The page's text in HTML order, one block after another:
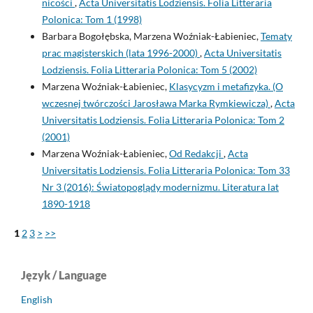
nicości ,Acta Universitatis Lodziensis. Folia Litteraria
Polonica: Tom 1 (1998)
Barbara Bogołębska, Marzena Woźniak-Łabieniec,Tematy
prac magisterskich (lata 1996-2000),Acta Universitatis
Lodziensis. Folia Litteraria Polonica: Tom 5 (2002)
Marzena Woźniak-Łabieniec, Klasycyzm i metafizyka. (O
wczesnej twórczości Jarosława Marka Rymkiewicza),Acta
Universitatis Lodziensis. Folia Litteraria Polonica: Tom 2
(2001)
Marzena Woźniak-Łabieniec,Od Redakcji ,Acta
Universitatis Lodziensis. Folia Litteraria Polonica: Tom 33
Nr 3 (2016): Światopoglądy modernizmu. Literatura lat
1890-1918
1 2 3 > >>
Język / Language
English